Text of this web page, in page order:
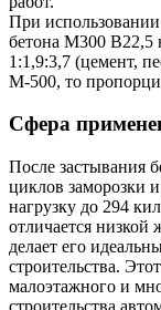
При
бетона М300 В22,5
1:1,9:3,7 (цемент,
М-500, то
Сфера
После застывания
циклов заморозки
нагрузку до 294
отличается
делает его
строительства.
малоэтажного и
строительства